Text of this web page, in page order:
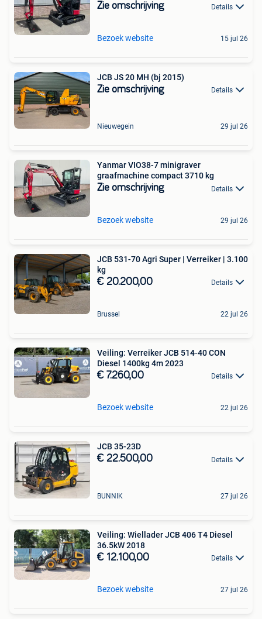
Zie omschrijving Details
Bezoek website 15 jul 26
JCB JS 20 MH (bj 2015)
Zie omschrijving Details
Nieuwegein 29 jul 26
Yanmar VIO38-7 minigraver
graafmachine compact 3710 kg
Zie omschrijving Details
Bezoek website 29 jul 26
JCB 531-70 Agri Super | Verreiker | 3.100
kg
€ 20.200,00 Details
Brussel 22 jul 26
Veiling: Verreiker JCB 514-40 CON
Diesel 1400kg 4m 2023
€ 7.260,00 Details
Bezoek website 22 jul 26
JCB 35-23D
€ 22.500,00 Details
BUNNIK 27 jul 26
Veiling: Wiellader JCB 406 T4 Diesel
36.5kW 2018
€ 12.100,00 Details
Bezoek website 27 jul 26